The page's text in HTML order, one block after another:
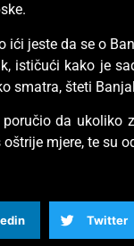
ići jeste da se o
ističući kako je
smatra, šteti
da ukoliko
mjere, te su
Twitter